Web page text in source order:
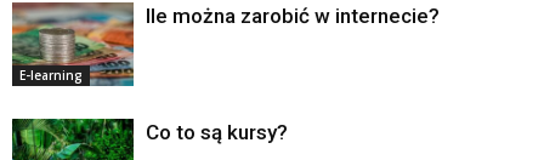
E-learning
Ile można zarobić w internecie?
Co to są kursy?